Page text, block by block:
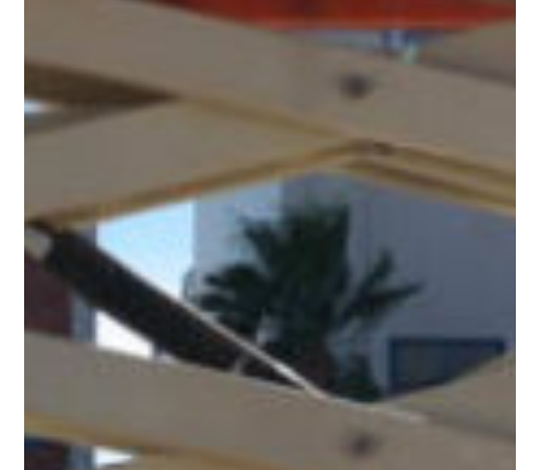
obtener una mayor seguridad en trabajos de gran altura y superficies
con pendiente. Disponibles con altura de 10m a 28m
DIMENSIONES
Altura:
Altura de trabajo:12.06 m
Alcance lateral:
Altura almacenaje:
2.67 m
Longitud:
3.86 m
Anchura:2.39 m
5402 kg
ESPECIFICACIONES TÉCNICAS
Diésel